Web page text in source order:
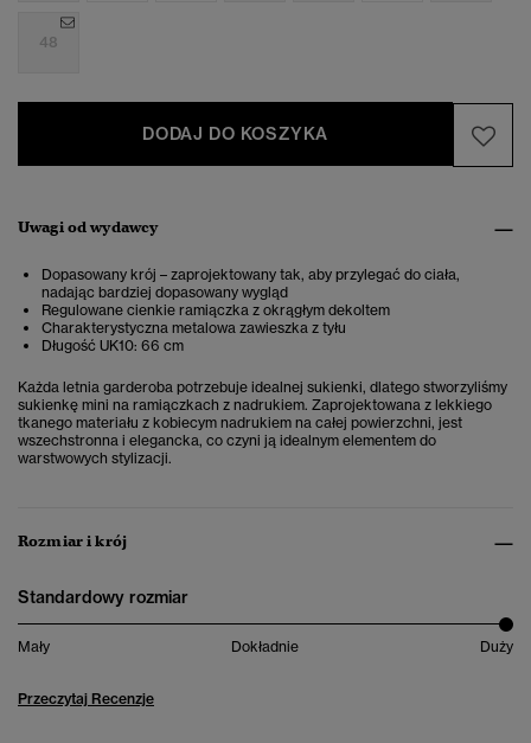
48
DODAJ DO KOSZYKA
Uwagi od wydawcy
Dopasowany krój – zaprojektowany tak, aby przylegać do ciała,
nadając bardziej dopasowany wygląd
Regulowane cienkie ramiączka z okrągłym dekoltem
Charakterystyczna metalowa zawieszka z tyłu
Długość UK10: 66 cm
Każda letnia garderoba potrzebuje idealnej sukienki, dlatego stworzyliśmy
sukienkę mini na ramiączkach z nadrukiem. Zaprojektowana z lekkiego
tkanego materiału z kobiecym nadrukiem na całej powierzchni, jest
wszechstronna i elegancka, co czyni ją idealnym elementem do
warstwowych stylizacji.
Rozmiar i krój
Standardowy rozmiar
Mały Dokładnie Duży
Przeczytaj Recenzje